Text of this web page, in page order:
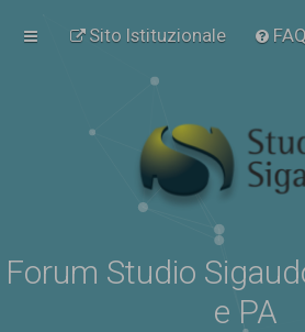
Sito Istituzionale FAQ
Forum Studio
e PA